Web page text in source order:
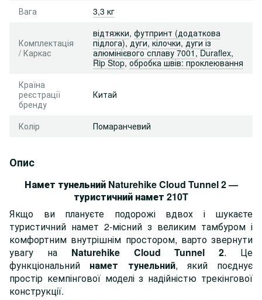
Вага 3,3 кг
Комплектація
/ Каркас
відтяжки, футпринт (додаткова
підлога),дуги,кілочки,дуги із
алюмінієвого сплаву 7001,Duraflex,
Rip Stop,обробка швів: проклеювання
Країна
реєстрації
бренду
Китай
Колір Помаранчевий
Опис
Намет тунельний Naturehike Cloud Tunnel 2 —
туристичний намет 210T
Якщо ви плануєте подорожі вдвох і шукаєте
туристичний намет 2-місний з великим тамбуром і
комфортним внутрішнім простором, варто звернути
увагу на Naturehike Cloud Tunnel 2. Це
функціональний намет тунельний, який поєднує
простір кемпінгової моделі з надійністю трекінгової
конструкції.